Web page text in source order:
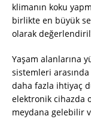
klimanın koku
birlikte en büyük
olarak
Yaşam alanlarına
sistemleri
daha fazla ihtiyaç
elektronik cihazda
meydana gelebilir